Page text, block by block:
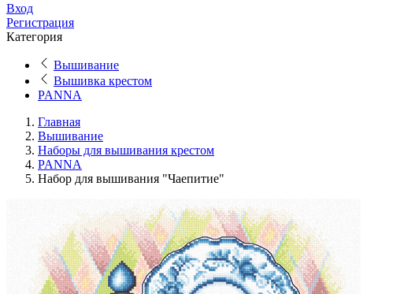
Вход
Регистрация
Категория
Вышивание
Вышивка крестом
PANNA
Главная
Вышивание
Наборы для вышивания крестом
PANNA
Набор для вышивания "Чаепитие"